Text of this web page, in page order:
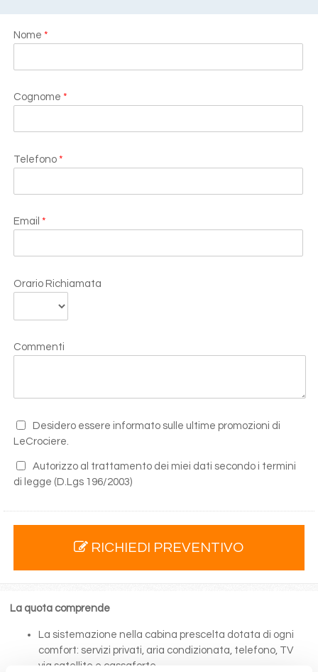
Nome *
Cognome *
Telefono *
Email *
Orario Richiamata
Commenti
Desidero essere informato sulle ultime promozioni di
LeCrociere.
Autorizzo al trattamento dei miei dati secondo i termini
di legge (D.Lgs 196/2003)
RICHIEDI PREVENTIVO
La quota comprende
La sistemazione nella cabina prescelta dotata di ogni
comfort: servizi privati, aria condizionata, telefono, TV
via satellite e cassaforte.